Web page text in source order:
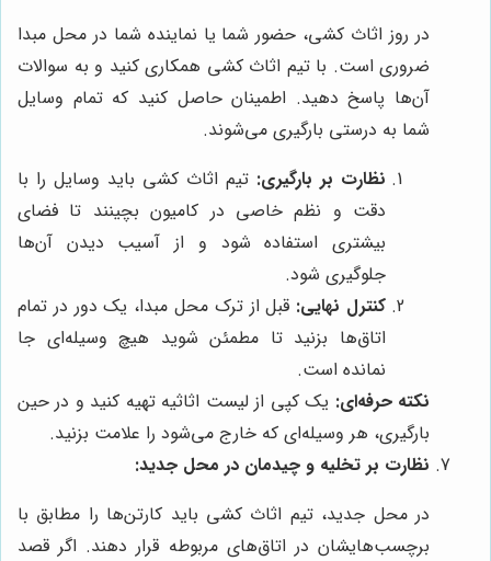
در روز اثاث کشی، حضور شما یا نماینده شما در محل مبدا
ضروری است. با تیم اثاث کشی همکاری کنید و به سوالات
آن‌ها پاسخ دهید. اطمینان حاصل کنید که تمام وسایل
شما به درستی بارگیری می‌شوند.
نظارت بر بارگیری: تیم اثاث کشی باید وسایل را با
دقت و نظم خاصی در کامیون بچینند تا فضای
بیشتری استفاده شود و از آسیب دیدن آن‌ها
جلوگیری شود.
کنترل نهایی: قبل از ترک محل مبدا، یک دور در تمام
اتاق‌ها بزنید تا مطمئن شوید هیچ وسیله‌ای جا
نمانده است.
نکته حرفه‌ای: یک کپی از لیست اثاثیه تهیه کنید و در حین
بارگیری، هر وسیله‌ای که خارج می‌شود را علامت بزنید.
نظارت بر تخلیه و چیدمان در محل جدید:
در محل جدید، تیم اثاث کشی باید کارتن‌ها را مطابق با
برچسب‌هایشان در اتاق‌های مربوطه قرار دهند. اگر قصد